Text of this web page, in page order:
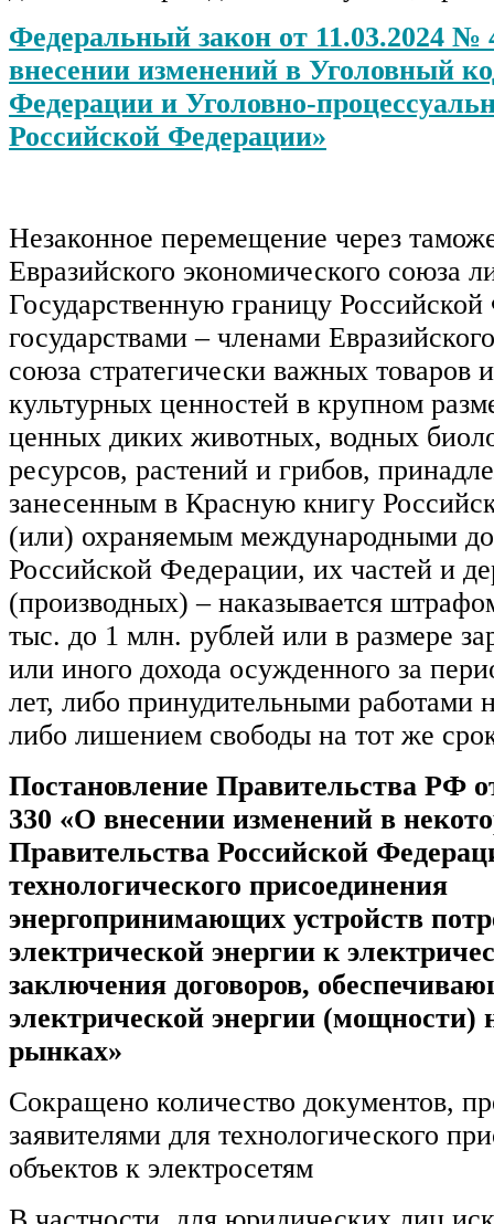
Федеральный закон от 11.03.2024
внесении изменений в Уголовный
Федерации и Уголовно-
Российской Федерации»
Незаконное перемещение через
Евразийского экономического союза
Государственную границу
государствами – членами
союза стратегически важных товаров
культурных ценностей в крупном
ценных диких животных, водных
ресурсов, растений и грибов,
занесенным в Красную книгу
(или) охраняемым международными
Российской Федерации, их частей и
(производных) – наказывается
тыс. до 1 млн. рублей или в размере
или иного дохода осужденного за
лет, либо принудительными работами
либо лишением свободы на тот же
Постановление Правительства РФ
330 «О внесении изменений в
Правительства Российской
технологического присоединения
энергопринимающих устройств
электрической энергии к
заключения договоров,
электрической энергии (мощности)
рынках»
Сокращено количество документов,
заявителями для технологического
объектов к электросетям